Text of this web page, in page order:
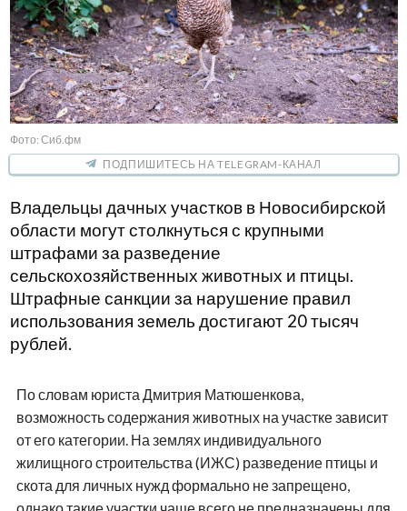
Фото: Сиб.фм
ПОДПИШИТЕСЬ НА TELEGRAM-КАНАЛ
Владельцы дачных участков в Новосибирской
области могут столкнуться с крупными
штрафами за разведение
сельскохозяйственных животных и птицы.
Штрафные санкции за нарушение правил
использования земель достигают 20 тысяч
рублей.
По словам юриста Дмитрия Матюшенкова,
возможность содержания животных на участке зависит
от его категории. На землях индивидуального
жилищного строительства (ИЖС) разведение птицы и
скота для личных нужд формально не запрещено,
однако такие участки чаще всего не предназначены для